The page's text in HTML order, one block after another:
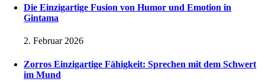
Die Einzigartige Fusion von Humor und Emotion in
Gintama
2. Februar 2026
Zorros Einzigartige Fähigkeit: Sprechen mit dem Schwert
im Mund